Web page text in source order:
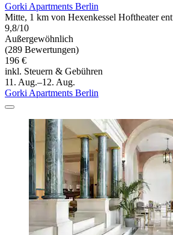
Gorki Apartments Berlin
Mitte, 1 km von Hexenkessel Hoftheater
9,8/10
Außergewöhnlich
(289 Bewertungen)
196 €
inkl. Steuern & Gebühren
11. Aug.–12. Aug.
Gorki Apartments Berlin